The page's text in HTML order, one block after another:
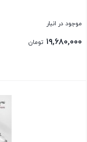
موجود در انبار
۱۹,۶۸۰,۰۰۰ تومان